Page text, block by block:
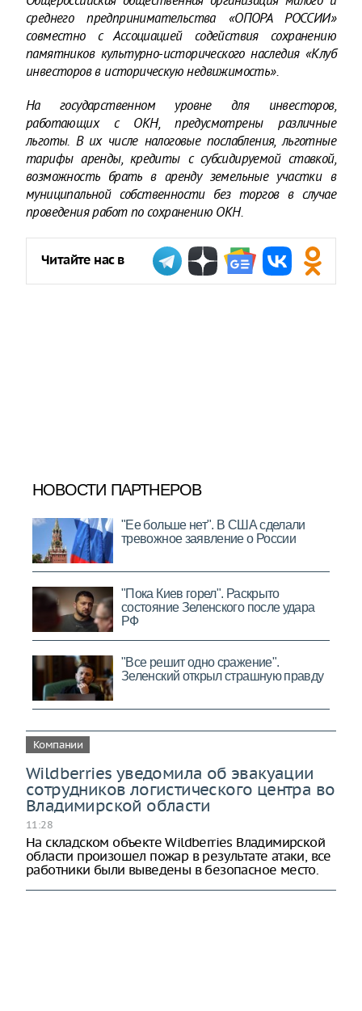
среднего предпринимательства «ОПОРА РОССИИ»
совместно с Ассоциацией содействия сохранению
памятников культурно-исторического наследия «Клуб
инвесторов в историческую недвижимость».
На государственном уровне для инвесторов,
работающих с ОКН, предусмотрены различные
льготы. В их числе налоговые послабления, льготные
тарифы аренды, кредиты с субсидируемой ставкой,
возможность брать в аренду земельные участки в
муниципальной собственности без торгов в случае
проведения работ по сохранению ОКН.
Читайте нас в
Компании
Wildberries уведомила об эвакуации
сотрудников логистического центра во
Владимирской области
11:28
На складском объекте Wildberries Владимирской
области произошел пожар в результате атаки, все
работники были выведены в безопасное место.